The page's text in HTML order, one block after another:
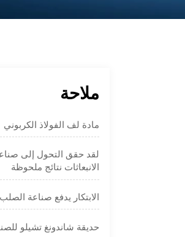
ملاحة
مادة لف الفولاذ الكربوني
لقد حقق التحول إلى
الانبعاثات نتائج ملحوظة
الابتكار يدفع صناعة
حديقة شاندونغ تشيلو